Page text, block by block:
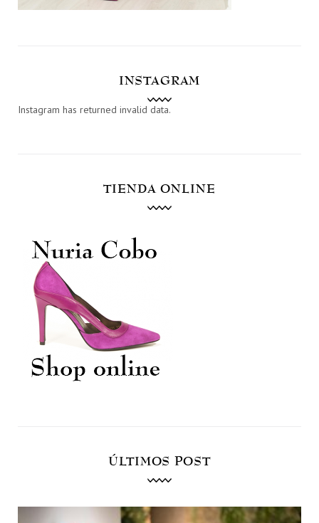
INSTAGRAM
Instagram has returned invalid data.
TIENDA ONLINE
ÚLTIMOS POST